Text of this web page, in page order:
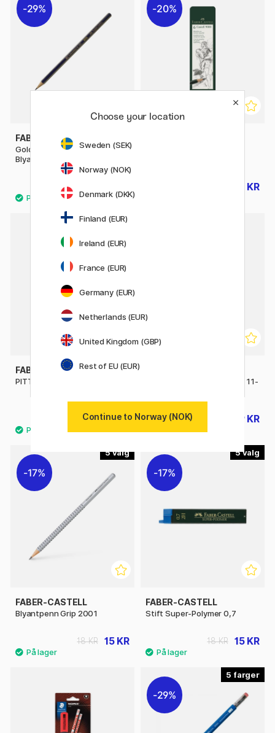
29%
FABER-CASTELL
Goldfaber 1221 Graphite
Blyantpenn
20%
119 KR
8
FABER-CASTELL
PITT Graphite Matt Blyant
34 KR
PITT Graphite Matt Blyant 11-
239 KR
5
17%
FABER-CASTELL
Blyantpenn Grip 2001
15 KR
18 KR
5
17%
FABER-CASTELL
Stift Super-Polymer 0,7
15 KR
18 KR
5
29%
Choose your location
Sweden (SEK)
Norway (NOK)
Denmark (DKK)
Finland (EUR)
Ireland (EUR)
France (EUR)
Germany (EUR)
Netherlands (EUR)
United Kingdom (GBP)
Rest of EU (EUR)
Continue to Norway (NOK)